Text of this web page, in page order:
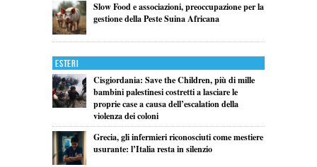
Slow Food e associazioni, preoccupazione per la
gestione della Peste Suina Africana
Esteri
Cisgiordania: Save the Children, più di mille
bambini palestinesi costretti a lasciare le
proprie case a causa dell’escalation della
violenza dei coloni
Grecia, gli infermieri riconosciuti come mestiere
usurante: l’Italia resta in silenzio